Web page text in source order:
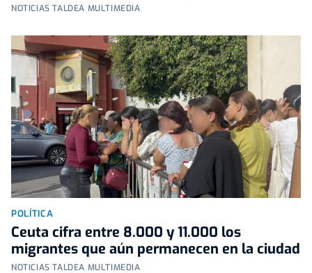
NOTICIAS TALDEA MULTIMEDIA
POLÍTICA
Ceuta cifra entre 8.000 y 11.000 los
migrantes que aún permanecen en la ciudad
NOTICIAS TALDEA MULTIMEDIA